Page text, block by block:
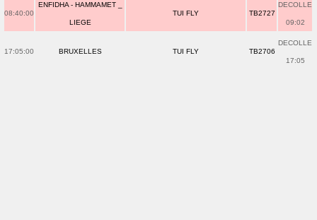
08:40:00
ENFIDHA - HAMMAMET _
LIEGE
TUI FLY TB2727
DECOLLE
09:02
17:05:00 BRUXELLES TUI FLY TB2706
DECOLLE
17:05